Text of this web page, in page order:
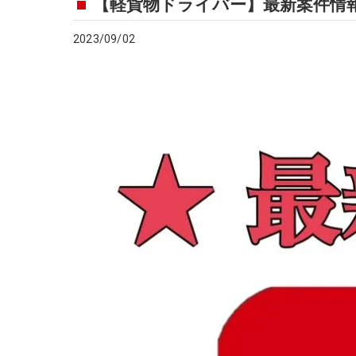
【軽貨物ドライバー】最新案件情
2023/09/02